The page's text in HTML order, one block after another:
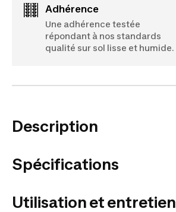
Adhérence
Une adhérence testée
répondant à nos standards
qualité sur sol lisse et humide.
Description
Spécifications
Utilisation et entretien